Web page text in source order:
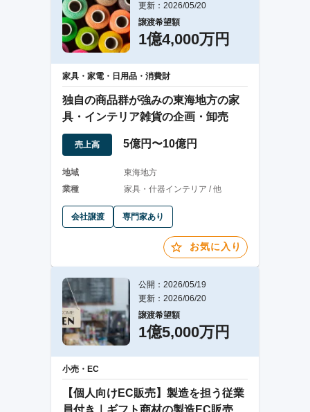
更新：2026/05/20
譲渡希望額
1億4,000万円
家具・家電・日用品・消費財
独自の商品群が強みの東海地方の家
具・インテリア雑貨の企画・卸売
売上高 5億円〜10億円
地域
東海地方
業種
家具・什器インテリア / 他
会社譲渡 専門家あり
お気に入り
公開：2026/05/19
更新：2026/06/20
譲渡希望額
1億5,000万円
小売・EC
【個人向けEC販売】製造を担う従業